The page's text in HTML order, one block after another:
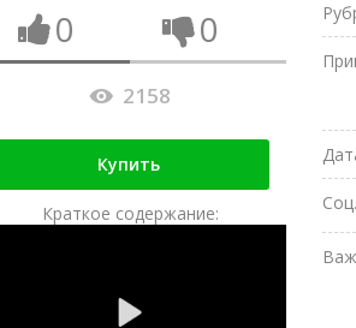
0 0
2158
Купить
Краткое содержание: